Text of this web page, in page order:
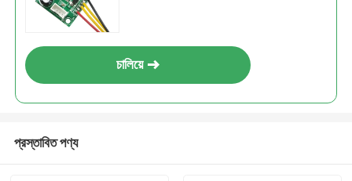
চালিয়ে
প্রস্তাবিত পণ্য